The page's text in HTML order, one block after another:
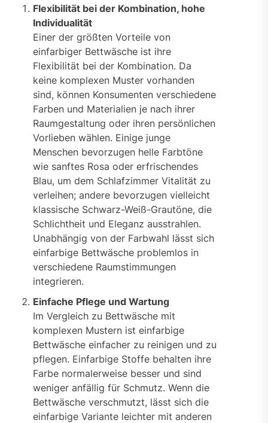
Flexibilität bei der Kombination, hohe
Individualität
Einer der größten Vorteile von
einfarbiger Bettwäsche ist ihre
Flexibilität bei der Kombination. Da
keine komplexen Muster vorhanden
sind, können Konsumenten verschiedene
Farben und Materialien je nach ihrer
Raumgestaltung oder ihren persönlichen
Vorlieben wählen. Einige junge
Menschen bevorzugen helle Farbtöne
wie sanftes Rosa oder erfrischendes
Blau, um dem Schlafzimmer Vitalität zu
verleihen; andere bevorzugen vielleicht
klassische Schwarz-Weiß-Grautöne, die
Schlichtheit und Eleganz ausstrahlen.
Unabhängig von der Farbwahl lässt sich
einfarbige Bettwäsche problemlos in
verschiedene Raumstimmungen
integrieren.
Einfache Pflege und Wartung
Im Vergleich zu Bettwäsche mit
komplexen Mustern ist einfarbige
Bettwäsche einfacher zu reinigen und zu
pflegen. Einfarbige Stoffe behalten ihre
Farbe normalerweise besser und sind
weniger anfällig für Schmutz. Wenn die
Bettwäsche verschmutzt, lässt sich die
einfarbige Variante leichter mit anderen